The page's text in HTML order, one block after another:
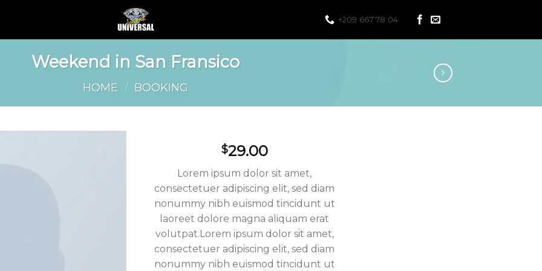
+209 667 78 04
Weekend in San Fransico
HOME / BOOKING
$29.00
Lorem ipsum dolor sit amet,
consectetuer adipiscing elit, sed diam
nonummy nibh euismod tincidunt ut
laoreet dolore magna aliquam erat
volutpat.Lorem ipsum dolor sit amet,
consectetuer adipiscing elit, sed diam
nonummy nibh euismod tincidunt ut